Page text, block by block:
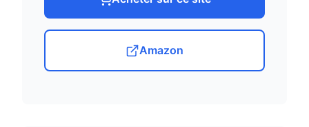
Amazon